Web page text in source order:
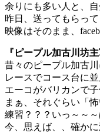
余りにも多い人と、
昨日、送ってもらっ
映像はそのまま、
『ピープル加古川坊主
昔々のピープル加古
レースでコース台に
エーコがバリカンで
まぁ、それぐらい「
練習？？？いっ～～
今、思えば、、確か